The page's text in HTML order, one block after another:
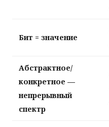
Бит = значение
Абстрактное/
конкретное —
непрерывный
спектр